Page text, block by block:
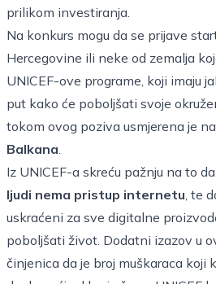
prilikom investiranja.
Na konkurs mogu da se prijave
Hercegovine ili neke od zemalja
UNICEF-ove programe, koji imaju
put kako će poboljšati svoje
tokom ovog poziva usmjerena je
Balkana.
Iz UNICEF-a skreću pažnju na to
ljudi nema pristup internetu, te
uskraćeni za sve digitalne
poboljšati život. Dodatni izazov u
činjenica da je broj muškaraca koji